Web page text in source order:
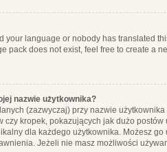
your language or nobody has translated
pack does not exist, feel free to create a
nazwie użytkownika?
(zazwyczaj) przy nazwie
kropek, pokazujących jak dużo
dla każdego użytkownika. Możesz
Jeżeli nie masz możliwości